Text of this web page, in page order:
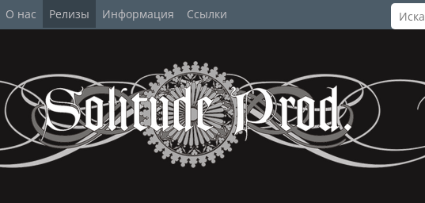
О нас Релизы Информация Ссылки